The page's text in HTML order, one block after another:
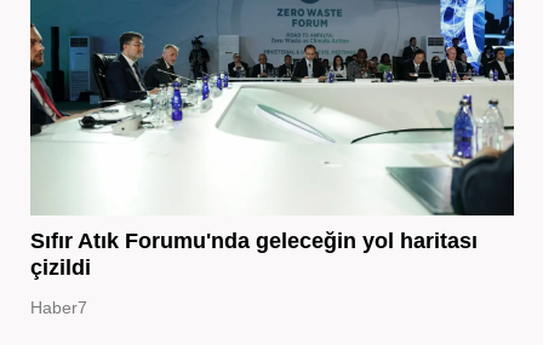
Sıfır Atık Forumu'nda geleceğin yol haritası
çizildi
Haber7